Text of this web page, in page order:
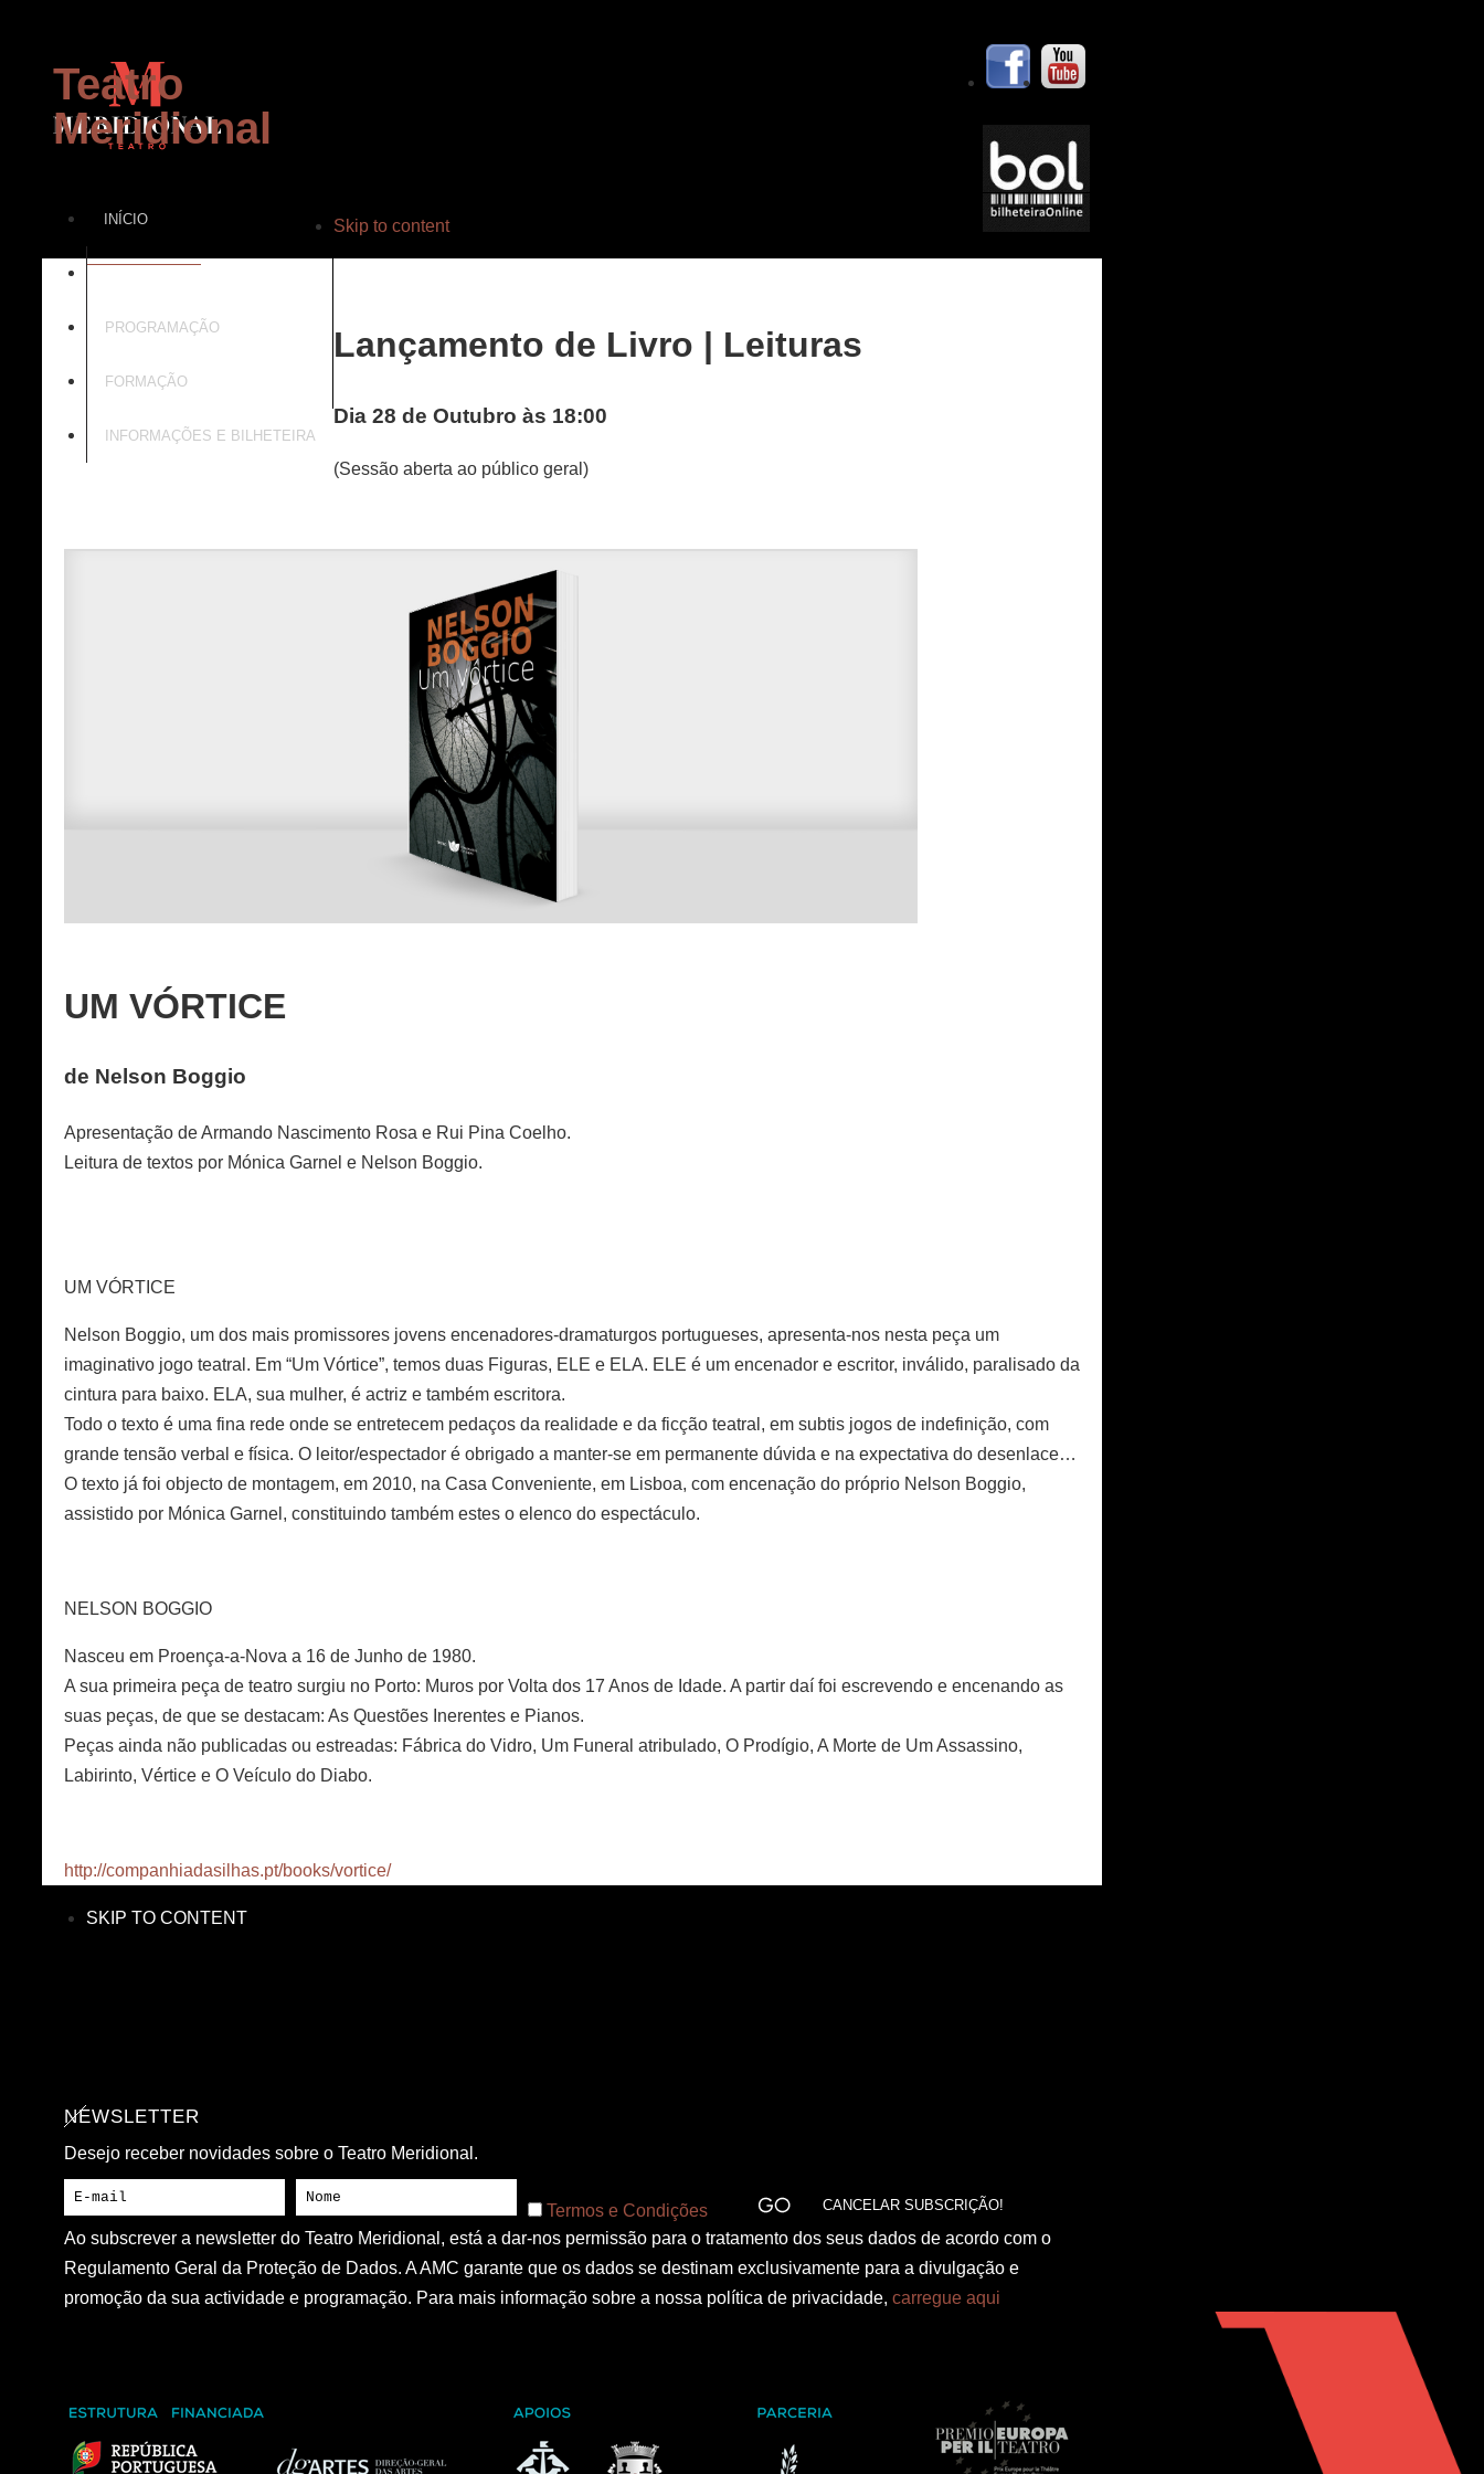
Teatro
Meridional
INÍCIO
PROGRAMAÇÃO
FORMAÇÃO
INFORMAÇÕES E BILHETEIRA
Skip to content
Lançamento de Livro | Leituras
Dia 28 de Outubro às 18:00
(Sessão aberta ao público geral)
UM VÓRTICE
de Nelson Boggio
Apresentação de Armando Nascimento Rosa e Rui Pina Coelho.
Leitura de textos por Mónica Garnel e Nelson Boggio.
UM VÓRTICE
Nelson Boggio, um dos mais promissores jovens encenadores-dramaturgos portugueses, apresenta-nos nesta peça um
imaginativo jogo teatral. Em “Um Vórtice”, temos duas Figuras, ELE e ELA. ELE é um encenador e escritor, inválido, paralisado da
cintura para baixo. ELA, sua mulher, é actriz e também escritora.
Todo o texto é uma fina rede onde se entretecem pedaços da realidade e da ficção teatral, em subtis jogos de indefinição, com
grande tensão verbal e física. O leitor/espectador é obrigado a manter-se em permanente dúvida e na expectativa do desenlace…
O texto já foi objecto de montagem, em 2010, na Casa Conveniente, em Lisboa, com encenação do próprio Nelson Boggio,
assistido por Mónica Garnel, constituindo também estes o elenco do espectáculo.
NELSON BOGGIO
Nasceu em Proença-a-Nova a 16 de Junho de 1980.
A sua primeira peça de teatro surgiu no Porto: Muros por Volta dos 17 Anos de Idade. A partir daí foi escrevendo e encenando as
suas peças, de que se destacam: As Questões Inerentes e Pianos.
Peças ainda não publicadas ou estreadas: Fábrica do Vidro, Um Funeral atribulado, O Prodígio, A Morte de Um Assassino,
Labirinto, Vértice e O Veículo do Diabo.
http://companhiadasilhas.pt/books/vortice/
SKIP TO CONTENT
NEWSLETTER
Desejo receber novidades sobre o Teatro Meridional.
Termos e Condições
Ao subscrever a newsletter do Teatro Meridional, está a dar-nos permissão para o tratamento dos seus dados de acordo com o
Regulamento Geral da Proteção de Dados. A AMC garante que os dados se destinam exclusivamente para a divulgação e
promoção da sua actividade e programação. Para mais informação sobre a nossa política de privacidade, carregue aqui